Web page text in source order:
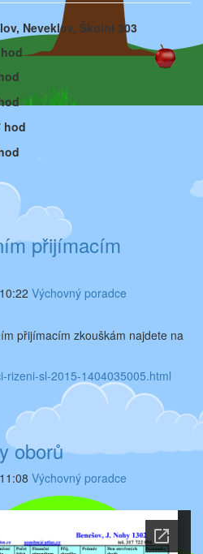
Neveklov, Školní 303
8 – 17 hod
přijímacím
10:22 Výchovný poradce
přijímacím zkouškám najdete na
rizeni-sl-2015-1404035005.html
oborů
11:08 Výchovný poradce